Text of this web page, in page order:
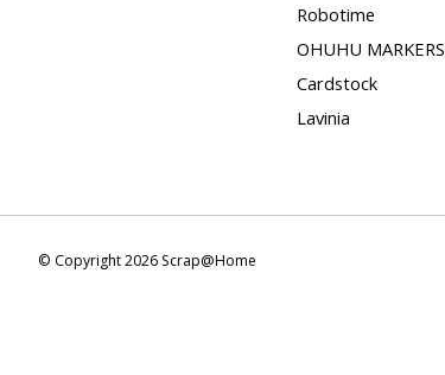
Robotime
OHUHU MARKERS
Cardstock
Lavinia
© Copyright 2026 Scrap@Home